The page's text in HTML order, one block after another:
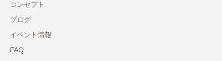
コンセプト
ブログ
イベント情報
FAQ